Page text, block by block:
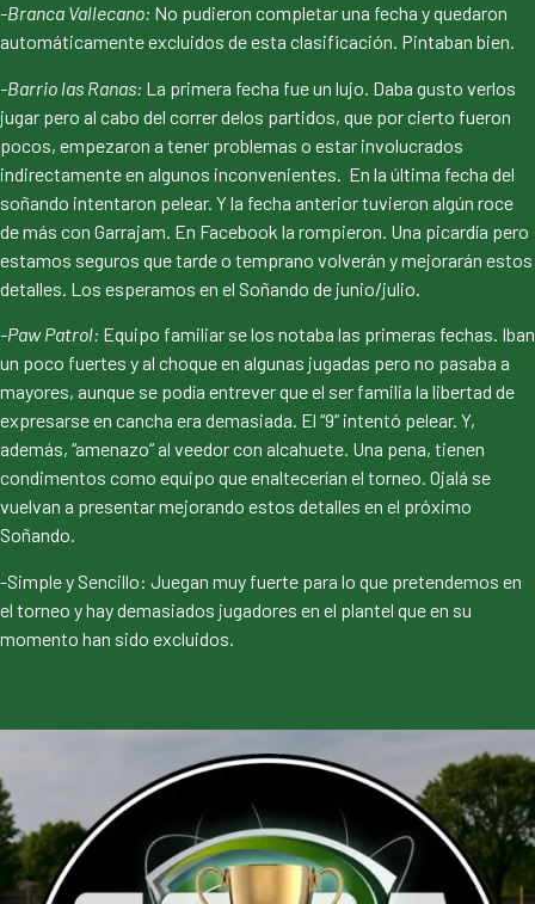
-Branca Vallecano: No pudieron completar una fecha y quedaron
automáticamente excluidos de esta clasificación. Pintaban bien.
-Barrio las Ranas: La primera fecha fue un lujo. Daba gusto verlos
jugar pero al cabo del correr delos partidos, que por cierto fueron
pocos, empezaron a tener problemas o estar involucrados
indirectamente en algunos inconvenientes. En la última fecha del
soñando intentaron pelear. Y la fecha anterior tuvieron algún roce
de más con Garrajam. En Facebook la rompieron. Una picardía pero
estamos seguros que tarde o temprano volverán y mejorarán estos
detalles. Los esperamos en el Soñando de junio/julio.
-Paw Patrol: Equipo familiar se los notaba las primeras fechas. Iban
un poco fuertes y al choque en algunas jugadas pero no pasaba a
mayores, aunque se podía entrever que el ser familia la libertad de
expresarse en cancha era demasiada. El “9” intentó pelear. Y,
además, “amenazo” al veedor con alcahuete. Una pena, tienen
condimentos como equipo que enaltecerían el torneo. Ojalá se
vuelvan a presentar mejorando estos detalles en el próximo
Soñando.
-Simple y Sencillo: Juegan muy fuerte para lo que pretendemos en
el torneo y hay demasiados jugadores en el plantel que en su
momento han sido excluidos.